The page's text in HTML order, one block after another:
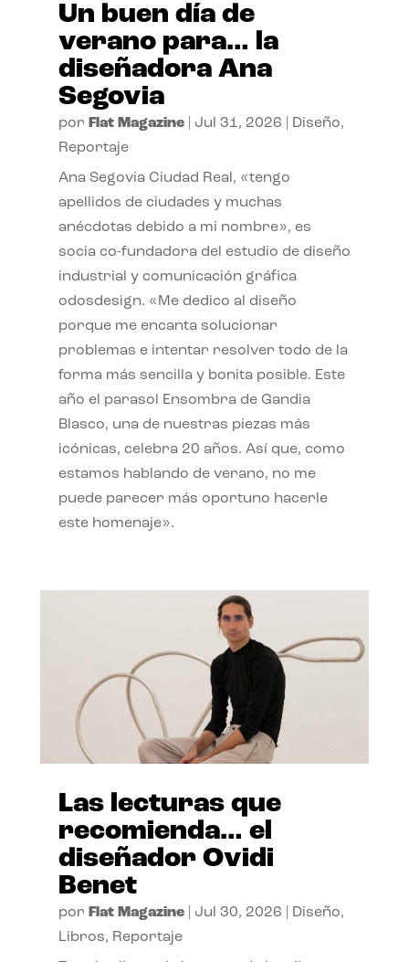
Un buen día de
verano para… la
diseñadora Ana
Segovia
por Flat Magazine| Jul 31, 2026 Diseño,
Reportaje
Ana Segovia Ciudad Real, «tengo
apellidos de ciudades y muchas
anécdotas debido a mi nombre», es
socia co-fundadora del estudio de diseño
industrial y comunicación gráfica
odosdesign. «Me dedico al diseño
porque me encanta solucionar
problemas e intentar resolver todo de la
forma más sencilla y bonita posible. Este
año el parasol Ensombra de Gandia
Blasco, una de nuestras piezas más
icónicas, celebra 20 años. Así que, como
estamos hablando de verano, no me
puede parecer más oportuno hacerle
este homenaje».
Las lecturas que
recomienda… el
diseñador Ovidi
Benet
por Flat Magazine| Jul 30, 2026 Diseño,
Libros, Reportaje